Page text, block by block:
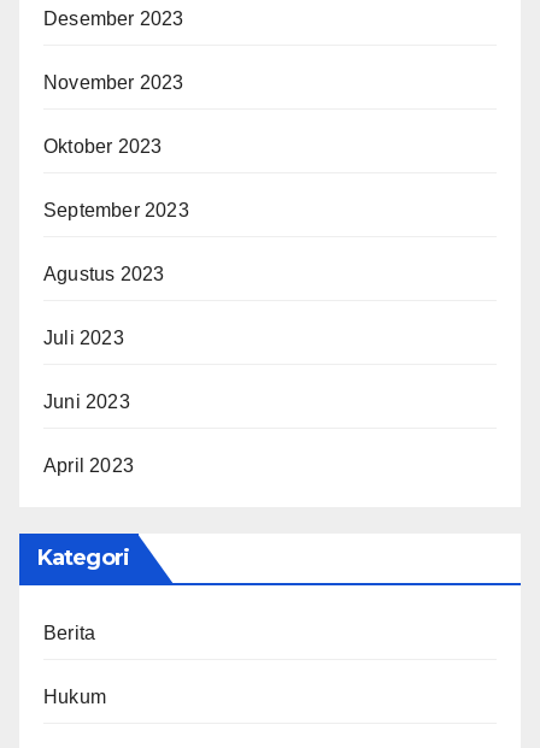
Desember 2023
November 2023
Oktober 2023
September 2023
Agustus 2023
Juli 2023
Juni 2023
April 2023
Kategori
Berita
Hukum